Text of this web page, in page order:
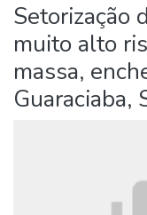
Setorização
muito alto
massa,
Guaraciaba,